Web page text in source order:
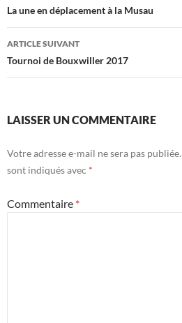
des
articles
La une en déplacement à la Musau
ARTICLE SUIVANT
Tournoi de Bouxwiller 2017
LAISSER UN COMMENTAIRE
Votre adresse e-mail ne sera pas publiée.
sont indiqués avec *
Commentaire *